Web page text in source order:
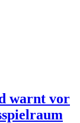
warnt vor